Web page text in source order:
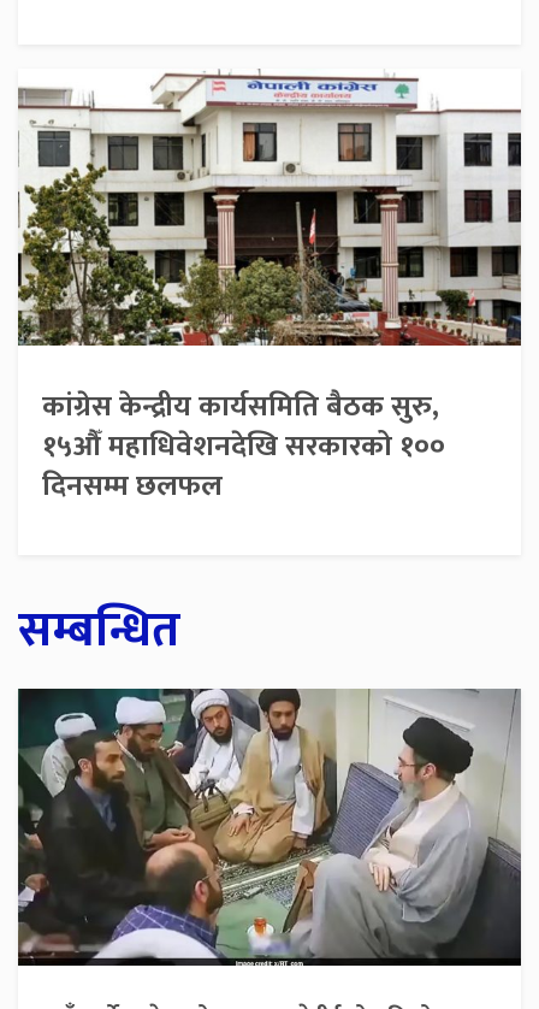
कांग्रेस केन्द्रीय कार्यसमिति बैठक सुरु,
१५औँ महाधिवेशनदेखि सरकारको १००
दिनसम्म छलफल
सम्बन्धित